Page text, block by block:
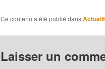
Ce contenu a été publié dans
Laisser un